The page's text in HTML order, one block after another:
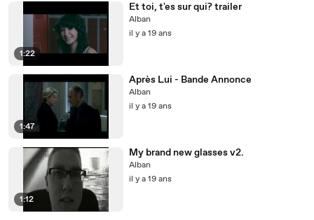
1:22
Et toi, t'es sur qui? trailer
Alban
il y a 19 ans
1:47
Après Lui - Bande Annonce
Alban
il y a 19 ans
1:12
My brand new glasses v2.
Alban
il y a 19 ans